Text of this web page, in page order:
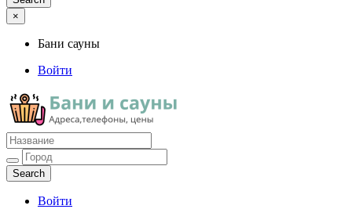
×
Бани сауны
Войти
Бани сауны
Адреса и телефоны
Войти